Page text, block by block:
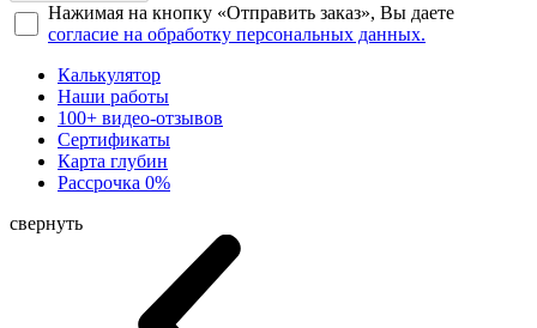
Нажимая на кнопку «Отправить заказ», Вы даете
согласие на обработку персональных данных.
Калькулятор
Наши работы
100+ видео-отзывов
Сертификаты
Карта глубин
Рассрочка 0%
свернуть